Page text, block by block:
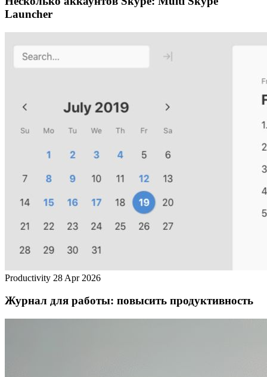
Launcher
Productivity 28 Apr 2026
Журнал для работы: повысить продуктивность